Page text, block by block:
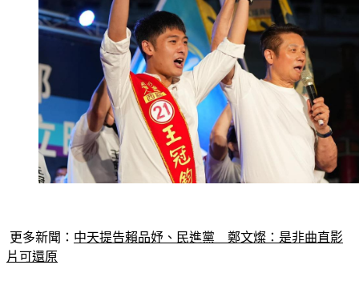
更多新聞： 中天提告賴品妤、民進黨　鄭文燦：是非曲直影
片可還原